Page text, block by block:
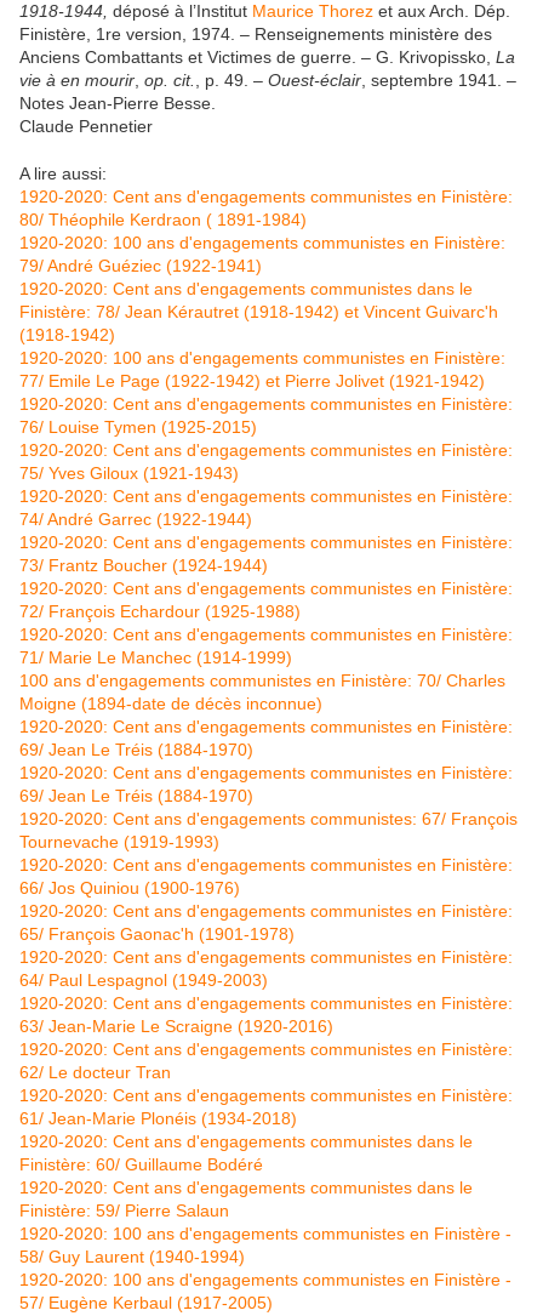
1918-1944, déposé à l’Institut Maurice Thorez et aux Arch. Dép.
Finistère, 1re version, 1974. – Renseignements ministère des
Anciens Combattants et Victimes de guerre. – G. Krivopissko, La
vie à en mourir op. cit. , p. 49. – Ouest-éclair , septembre 1941. –
Notes Jean-Pierre Besse.
Claude Pennetier
A lire aussi:
1920-2020: Cent ans d'engagements communistes en Finistère:
80/ Théophile Kerdraon ( 1891-1984)
1920-2020: 100 ans d'engagements communistes en Finistère:
79/ André Guéziec (1922-1941)
1920-2020: Cent ans d'engagements communistes dans le
Finistère: 78/ Jean Kérautret (1918-1942) et Vincent Guivarc'h
(1918-1942)
1920-2020: 100 ans d'engagements communistes en Finistère:
77/ Emile Le Page (1922-1942) et Pierre Jolivet (1921-1942)
1920-2020: Cent ans d'engagements communistes en Finistère:
76/ Louise Tymen (1925-2015)
1920-2020: Cent ans d'engagements communistes en Finistère:
75/ Yves Giloux (1921-1943)
1920-2020: Cent ans d'engagements communistes en Finistère:
74/ André Garrec (1922-1944)
1920-2020: Cent ans d'engagements communistes en Finistère:
73/ Frantz Boucher (1924-1944)
1920-2020: Cent ans d'engagements communistes en Finistère:
72/ François Echardour (1925-1988)
1920-2020: Cent ans d'engagements communistes en Finistère:
71/ Marie Le Manchec (1914-1999)
100 ans d'engagements communistes en Finistère: 70/ Charles
Moigne (1894-date de décès inconnue)
1920-2020: Cent ans d'engagements communistes en Finistère:
69/ Jean Le Tréis (1884-1970)
1920-2020: Cent ans d'engagements communistes en Finistère:
69/ Jean Le Tréis (1884-1970)
1920-2020: Cent ans d'engagements communistes: 67/ François
Tournevache (1919-1993)
1920-2020: Cent ans d'engagements communistes en Finistère:
66/ Jos Quiniou (1900-1976)
1920-2020: Cent ans d'engagements communistes en Finistère:
65/ François Gaonac'h (1901-1978)
1920-2020: Cent ans d'engagements communistes en Finistère:
64/ Paul Lespagnol (1949-2003)
1920-2020: Cent ans d'engagements communistes en Finistère:
63/ Jean-Marie Le Scraigne (1920-2016)
1920-2020: Cent ans d'engagements communistes en Finistère:
62/ Le docteur Tran
1920-2020: Cent ans d'engagements communistes en Finistère:
61/ Jean-Marie Plonéis (1934-2018)
1920-2020: Cent ans d'engagements communistes dans le
Finistère: 60/ Guillaume Bodéré
1920-2020: Cent ans d'engagements communistes dans le
Finistère: 59/ Pierre Salaun
1920-2020: 100 ans d'engagements communistes en Finistère -
58/ Guy Laurent (1940-1994)
1920-2020: 100 ans d'engagements communistes en Finistère -
57/ Eugène Kerbaul (1917-2005)